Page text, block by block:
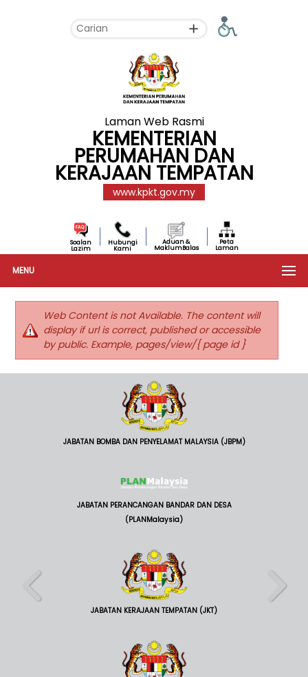
Laman Web Rasmi
KEMENTERIAN
PERUMAHAN DAN
KERAJAAN TEMPATAN
www.kpkt.gov.my
Soalan
Lazim
Hubungi
Kami
Aduan &
MaklumBalas
Peta
Laman
MENU
Web Content is not Available. The content will
display if url is correct, published or accessible
by public. Example, pages/view/{ page id }
JABATAN BOMBA DAN PENYELAMAT MALAYSIA (JBPM)
JABATAN PERANCANGAN BANDAR DAN DESA
(PLANMalaysia)
JABATAN KERAJAAN TEMPATAN (JKT)